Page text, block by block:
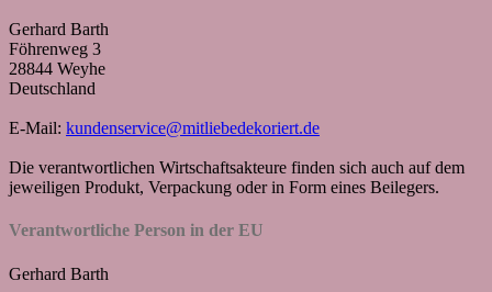
Gerhard Barth
Föhrenweg 3
28844 Weyhe
Deutschland
E-Mail: kundenservice@mitliebedekoriert.de
Die verantwortlichen Wirtschaftsakteure finden sich auch auf dem
jeweiligen Produkt, Verpackung oder in Form eines Beilegers.
Verantwortliche Person in der EU
Gerhard Barth